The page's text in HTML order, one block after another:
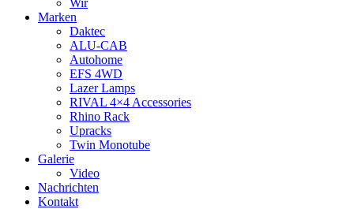
Wir
Marken
Daktec
ALU-CAB
Autohome
EFS 4WD
Lazer Lamps
RIVAL 4×4 Accessories
Rhino Rack
Upracks
Twin Monotube
Galerie
Video
Nachrichten
Kontakt